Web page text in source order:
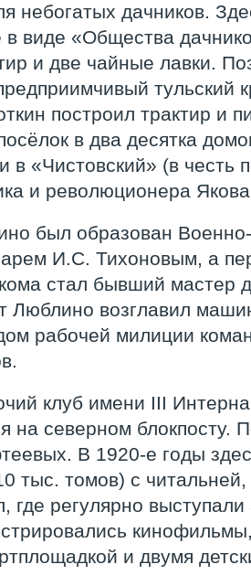
небогатых дачников.
в виде «Общества
и две чайные лавки.
тульский
построил трактир и
в два десятка
в «Чистовский» (в честь
и революционера
был образован
И.С. Тихоновым, а
стал бывший мастер
Люблино возглавил
рабочей милиции
клуб имени III
на северном блокпосту.
В 1920-е годы
тыс. томов) с
где регулярно
и двумя